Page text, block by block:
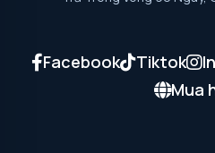
Facebook Tiktok
Mua